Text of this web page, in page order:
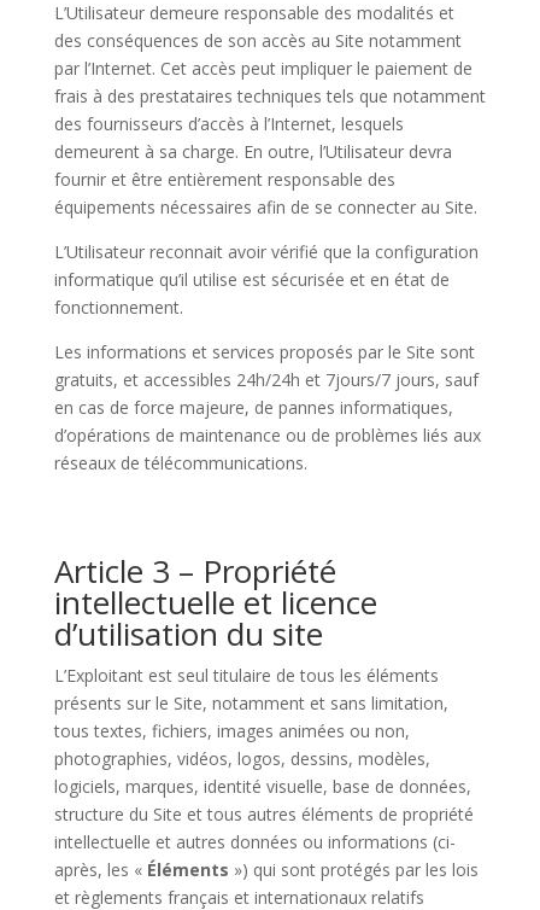
L’Utilisateur demeure responsable des modalités et
des conséquences de son accès au Site notamment
par l’Internet. Cet accès peut impliquer le paiement de
frais à des prestataires techniques tels que notamment
des fournisseurs d’accès à l’Internet, lesquels
demeurent à sa charge. En outre, l’Utilisateur devra
fournir et être entièrement responsable des
équipements nécessaires afin de se connecter au Site.
L’Utilisateur reconnait avoir vérifié que la configuration
informatique qu’il utilise est sécurisée et en état de
fonctionnement.
Les informations et services proposés par le Site sont
gratuits, et accessibles 24h/24h et 7jours/7 jours, sauf
en cas de force majeure, de pannes informatiques,
d’opérations de maintenance ou de problèmes liés aux
réseaux de télécommunications.
Article 3 – Propriété
intellectuelle et licence
d’utilisation du site
L’Exploitant est seul titulaire de tous les éléments
présents sur le Site, notamment et sans limitation,
tous textes, fichiers, images animées ou non,
photographies, vidéos, logos, dessins, modèles,
logiciels, marques, identité visuelle, base de données,
structure du Site et tous autres éléments de propriété
intellectuelle et autres données ou informations (ci-
après, les «Éléments ») qui sont protégés par les lois
et règlements français et internationaux relatifs